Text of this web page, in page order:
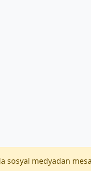
sosyal medyadan